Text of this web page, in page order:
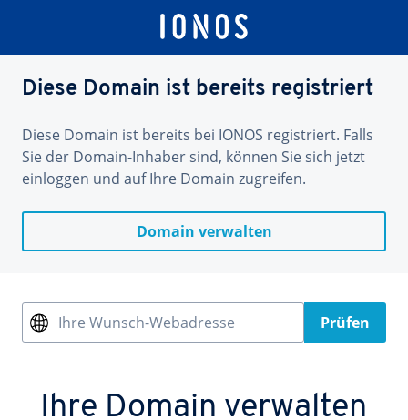
Diese Domain ist bereits registriert
Diese Domain ist bereits bei IONOS registriert. Falls
Sie der Domain-Inhaber sind, können Sie sich jetzt
einloggen und auf Ihre Domain zugreifen.
Domain verwalten
Ihre Wunsch-Webadresse Prüfen
Ihre Domain verwalten